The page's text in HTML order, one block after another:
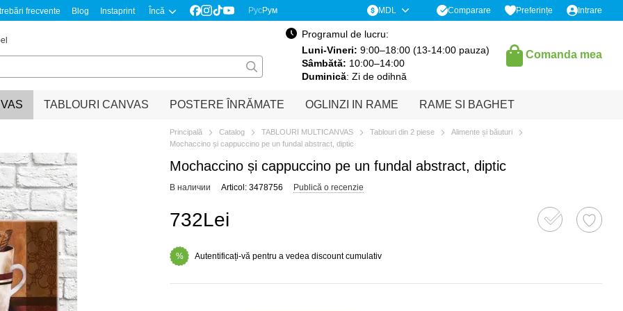
frecvente Blog Instaprint Încă РусРум MDL Comparare Preferințe Intrare
Programul de lucru:
Luni-Vineri: 9:00–18:00 (13-14:00 pauza)
Sâmbătă: 10:00–14:00
Duminică: Zi de odihnă
Comanda mea
TABLOURI CANVAS POSTERE ÎNRĂMATE OGLINZI IN RAME RAME SI BAGHET
Principală Catalog TABLOURI MULTICANVAS Tablouri din 2 piese
Alimente și băuturi
Mochaccino și cappuccino pe un fundal abstract, diptic
Mochaccino și cappuccino pe un fundal abstract, diptic
В наличии Articol: 3478756 Publică o recenzie
732Lei
% Autentificați-vă pentru a vedea discount cumulativ